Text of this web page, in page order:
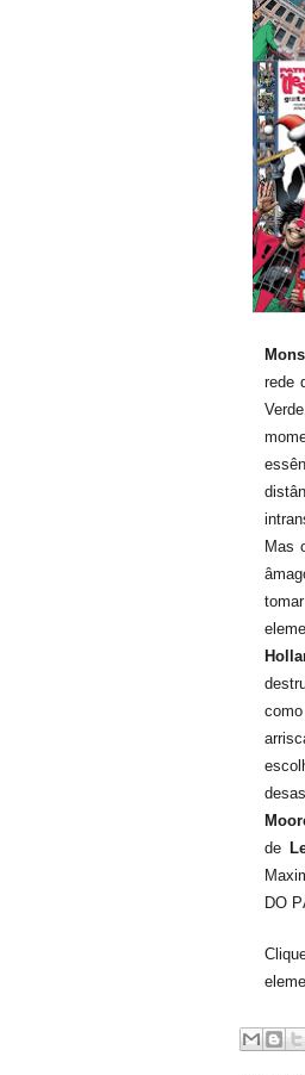
rede
Mas
de
DO